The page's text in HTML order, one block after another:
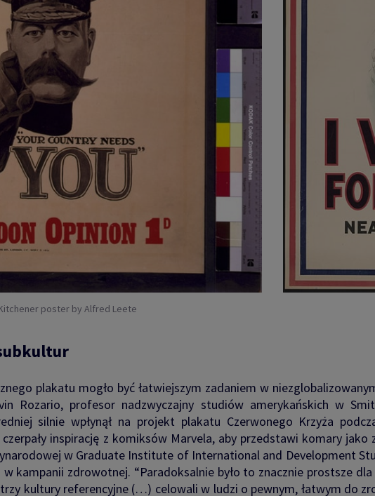
poster by Alfred Leete
plakatu mogło być łatwiejszym zadaniem w
Rozario, profesor nadzwyczajny studiów amerykańskich w
silnie wpłynął na projekt plakatu Czerwonego Krzyża
inspirację z komiksów Marvela, aby przedstawi komary jako
w Graduate Institute of International and Development
kampanii zdrowotnej. “Paradoksalnie było to znacznie prostsze
kultury referencyjne (…) celowali w ludzi o pewnym, łatwym do